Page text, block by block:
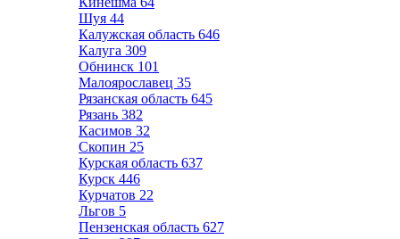
Шуя 44
Калужская область 646
Калуга 309
Обнинск 101
Малоярославец 35
Рязанская область 645
Рязань 382
Касимов 32
Скопин 25
Курская область 637
Курск 446
Курчатов 22
Льгов 5
Пензенская область 627